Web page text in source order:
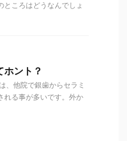
ころはどうなんでしょ
ホント？
、他院で銀歯からセラミ
れる事が多いです。外か